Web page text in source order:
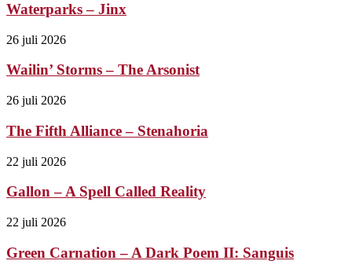
Waterparks – Jinx
26 juli 2026
Wailin’ Storms – The Arsonist
26 juli 2026
The Fifth Alliance – Stenahoria
22 juli 2026
Gallon – A Spell Called Reality
22 juli 2026
Green Carnation – A Dark Poem II: Sanguis